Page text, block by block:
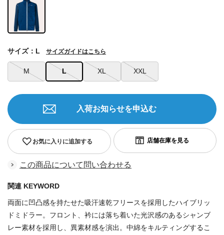
M L XL XXL
サイズ：L サイズガイドはこちら
お気に入りに追加する
入荷お知らせを申込む
この商品について問い合わせる
関連 KEYWORD
両面に凹凸感を持たせた吸汗速乾フリースを採用したハイブリッ
ドミドラー。フロント、衿には落ち着いた光沢感のあるシャンブ
レー素材を採用し、異素材感を演出。中綿をキルティングするこ